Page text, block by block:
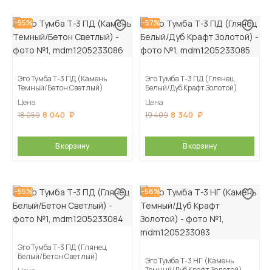
-55%
Эго Тумба Т-3 ПД (Камень
Темный/Бетон Светлый)
Цена
18 059 8 040
В корзину
-57%
Эго Тумба Т-3 ПД (Глянец
Белый/Дуб Крафт Золотой)
Цена
19 409 8 340
В корзину
-55%
Эго Тумба Т-3 ПД (Глянец
Белый/Бетон Светлый)
-58%
Эго Тумба Т-3 НГ (Камень